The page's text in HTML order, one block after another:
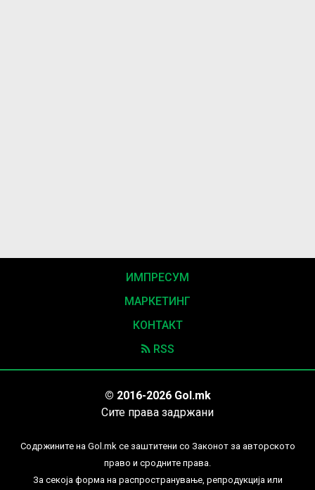
ИМПРЕСУМ
МАРКЕТИНГ
КОНТАКТ
RSS
© 2016-2026 Gol.mk
Сите права задржани
Содржините на Gol.mk се заштитени со Законот за авторското
право и сродните права.
За секоја форма на распространување, репродукција или